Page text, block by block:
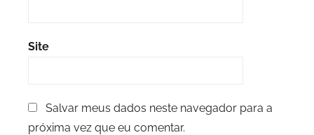
Site
Salvar meus dados neste navegador para a
próxima vez que eu comentar.